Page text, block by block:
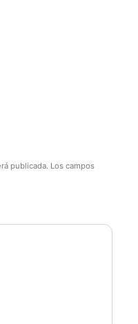
publicada. Los campos